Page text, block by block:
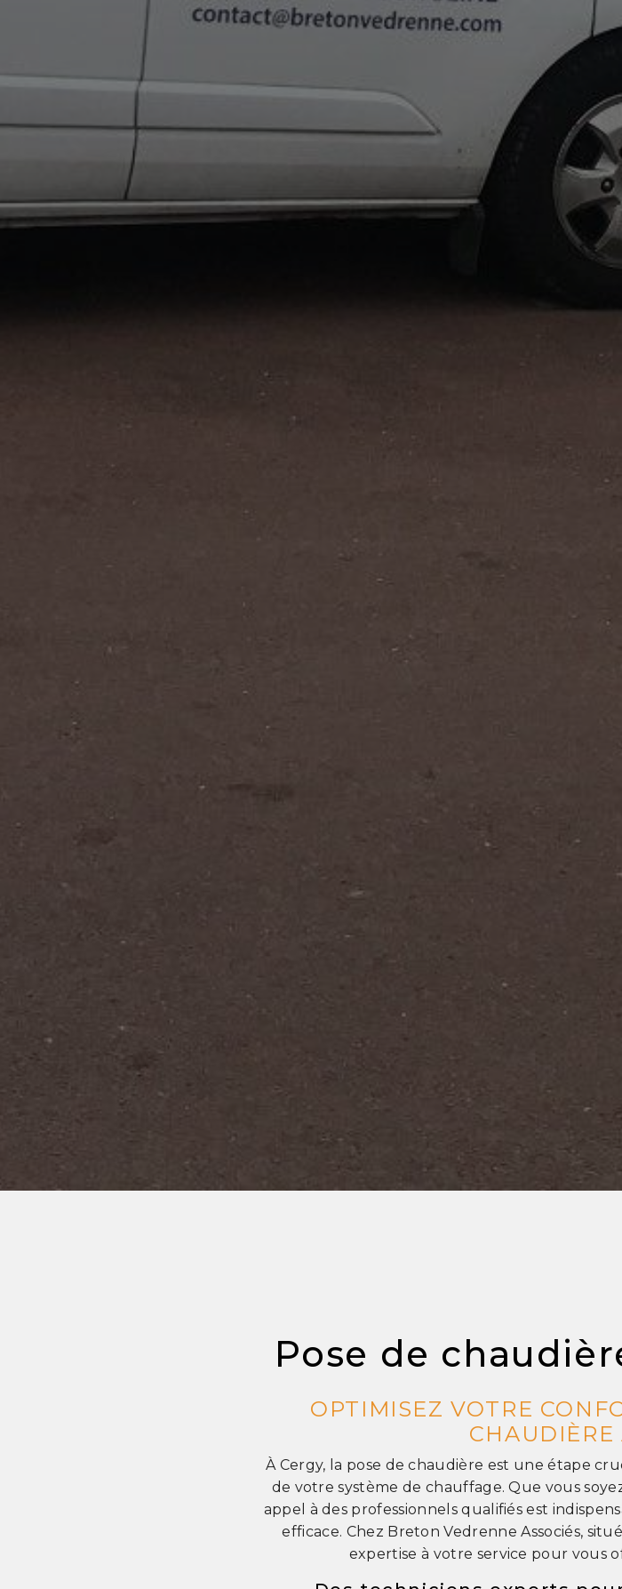
Pose de
OPTIMISEZ VOTRE
CHAUDIÈRE
À Cergy, la pose de chaudière est une étape
de votre système de chauffage. Que vous
appel à des professionnels qualifiés est
efficace. Chez Breton Vedrenne Associés,
expertise à votre service pour vous